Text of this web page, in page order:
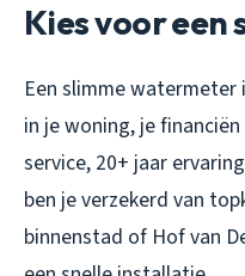
Kies voor een
Een slimme
in je woning, je
service, 20+ jaar
ben je verzekerd van
binnenstad of Hof van